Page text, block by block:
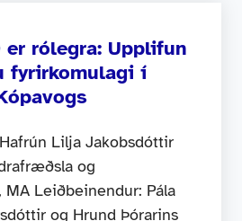
rólegra: Upplifun
fyrirkomulagi í
Lilja Jakobsdóttir
og
Leiðbeinendur: Pála
og Hrund Þórarins